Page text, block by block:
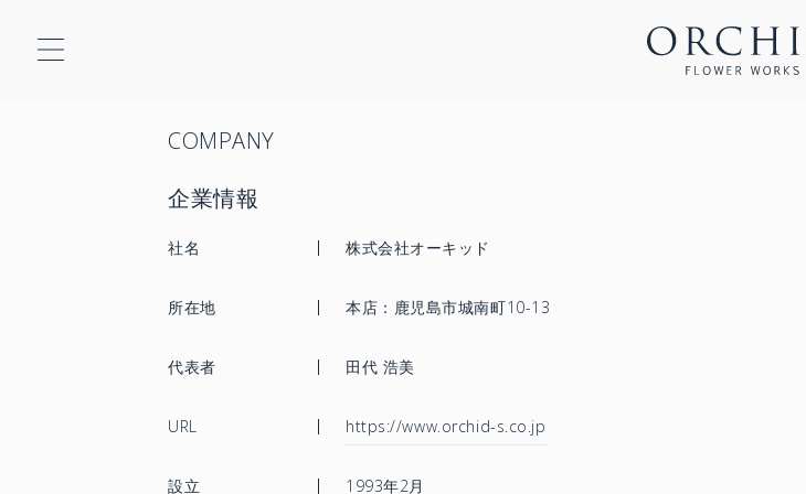
COMPANY
企業情報
社名 株式会社オーキッド
所在地 本店：鹿児島市城南町10-13
代表者 田代 浩美
URL https://www.orchid-s.co.jp
設立 1993年2月